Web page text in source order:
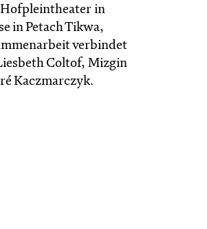
in
in Petach Tikwa,
verbindet
Coltof, Mizgin
Kaczmarczyk.